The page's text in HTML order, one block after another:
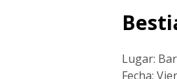
Lugar:
Fecha: